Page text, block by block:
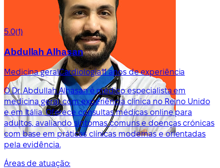
5.0(1)
Abdullah Alhasan
Medicina geralCardiologia11 anos de experiência
O Dr. Abdullah Alhasan é médico especialista em
medicina geral, com experiência clínica no Reino Unido
e em Itália. Oferece consultas médicas online para
adultos, avaliando sintomas comuns e doenças crónicas
com base em práticas clínicas modernas e orientadas
pela evidência.
Áreas de atuação: